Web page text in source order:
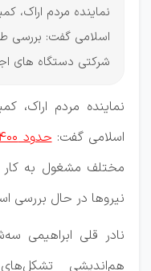
نماینده مردم
شرکتی دستگاه های
نماینده مردم
اسلامی گفت:حدود ۴۰۰ هزار نیروی شرکتی
مختلف مشغول به
نیروها در حال بررسی
نادر قلی ابراهیمی
هم‌اندیشی